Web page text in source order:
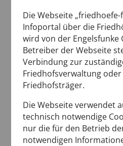
Friedhof
Am Hopfenbrunnen
60437 Frankfurt am
Routenplanner RMV
Die Webseite
Infoportal über die
wird von der
Betreiber der Webseite
Verbindung zur
Friedhofsverwaltung
Friedhofsträger.
Die Webseite verwendet
technisch notwendige
nur die für den Betrieb
notwendigen